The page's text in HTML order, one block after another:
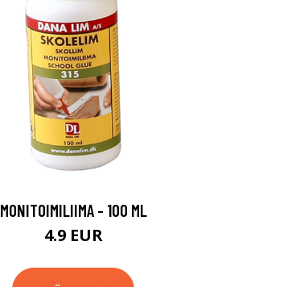
MONITOIMILIIMA - 100 ML
4.9 EUR